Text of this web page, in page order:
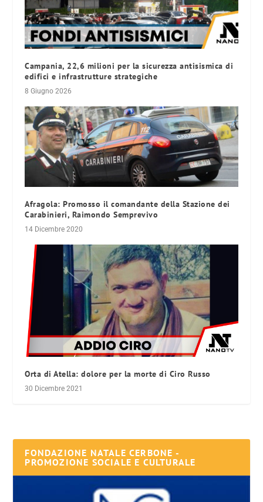
Campania, 22,6 milioni per la sicurezza antisismica di
edifici e infrastrutture strategiche
8 Giugno 2026
Afragola: Promosso il comandante della Stazione dei
Carabinieri, Raimondo Semprevivo
14 Dicembre 2020
Orta di Atella: dolore per la morte di Ciro Russo
30 Dicembre 2021
FONDAZIONE NATALE CERBONE -
PROMOZIONE SOCIALE E CULTURALE